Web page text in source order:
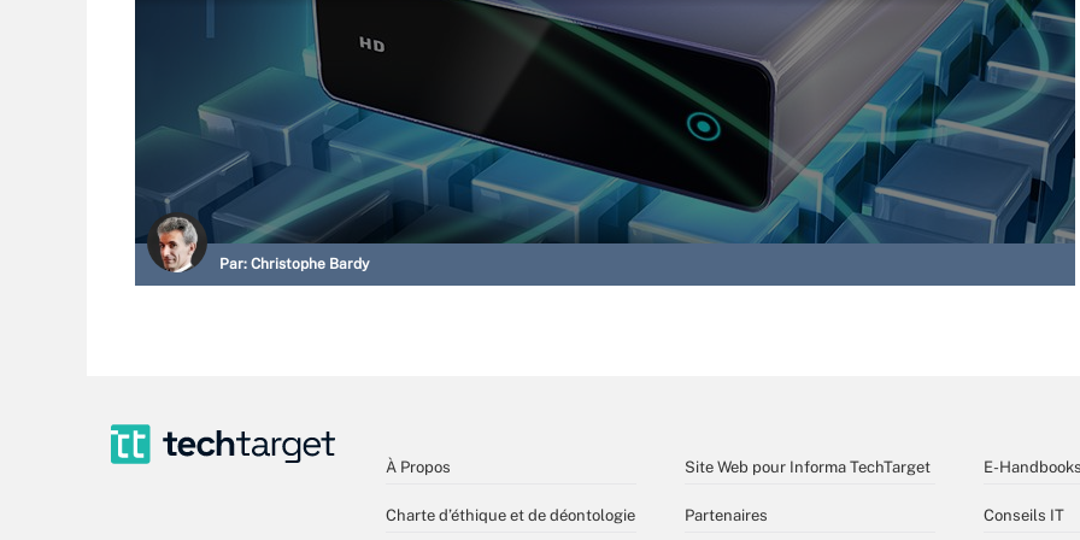
Par: Christophe Bardy
À Propos
Charte d’éthique et de déontologie
Site Web pour Informa TechTarget
Partenaires
E-
Conseils IT